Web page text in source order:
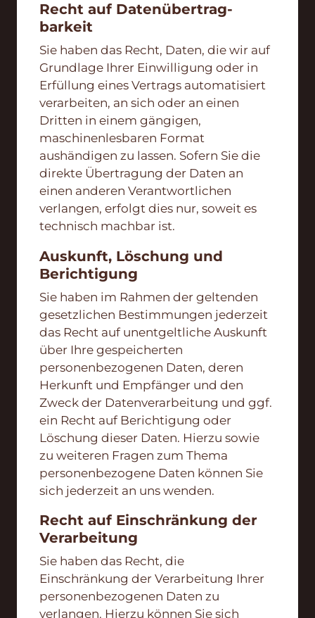
Recht auf Daten­übertrag­
barkeit
Sie haben das Recht, Daten, die wir auf
Grundlage Ihrer Einwilligung oder in
Erfüllung eines Vertrags automatisiert
verarbeiten, an sich oder an einen
Dritten in einem gängigen,
maschinenlesbaren Format
aushändigen zu lassen. Sofern Sie die
direkte Übertragung der Daten an
einen anderen Verantwortlichen
verlangen, erfolgt dies nur, soweit es
technisch machbar ist.
Auskunft, Löschung und
Berichtigung
Sie haben im Rahmen der geltenden
gesetzlichen Bestimmungen jederzeit
das Recht auf unentgeltliche Auskunft
über Ihre gespeicherten
personenbezogenen Daten, deren
Herkunft und Empfänger und den
Zweck der Datenverarbeitung und ggf.
ein Recht auf Berichtigung oder
Löschung dieser Daten. Hierzu sowie
zu weiteren Fragen zum Thema
personenbezogene Daten können Sie
sich jederzeit an uns wenden.
Recht auf Einschränkung der
Verarbeitung
Sie haben das Recht, die
Einschränkung der Verarbeitung Ihrer
personenbezogenen Daten zu
verlangen. Hierzu können Sie sich